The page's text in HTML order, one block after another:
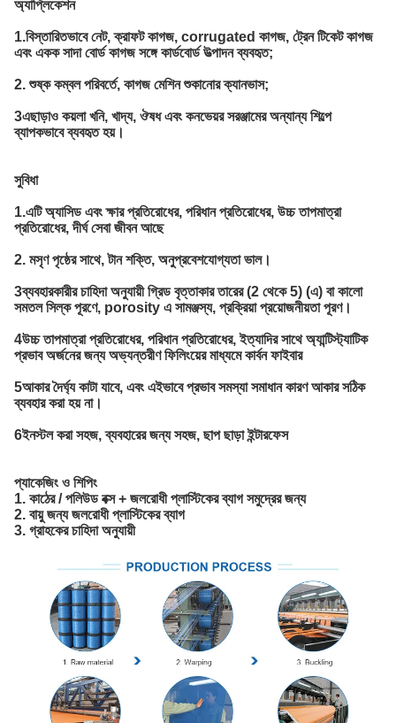
অ্যাপ্লিকেশন
1.বিস্তারিতভাবে নেট, ক্রাফট কাগজ, corrugated কাগজ, ট্রেন টিকেট কাগজ
এবং একক সাদা বোর্ড কাগজ সঙ্গে কার্ডবোর্ড উত্পাদন ব্যবহৃত;
2. শুষ্ক কম্বল পরিবর্তে, কাগজ মেশিন শুকানোর ক্যানভাস;
3এছাড়াও কয়লা খনি, খাদ্য, ঔষধ এবং কনভেয়র সরঞ্জামের অন্যান্য শিল্পে
ব্যাপকভাবে ব্যবহৃত হয়।
সুবিধা
1.এটি অ্যাসিড এবং ক্ষার প্রতিরোধের, পরিধান প্রতিরোধের, উচ্চ তাপমাত্রা
প্রতিরোধের, দীর্ঘ সেবা জীবন আছে
2. মসৃণ পৃষ্ঠের সাথে, টান শক্তি, অনুপ্রবেশযোগ্যতা ভাল।
3ব্যবহারকারীর চাহিদা অনুযায়ী গ্রিড বৃত্তাকার তারের (2 থেকে 5) (এ) বা কালো
সমতল সিল্ক পূরণে, porosity এ সামঞ্জস্য, প্রক্রিয়া প্রয়োজনীয়তা পূরণ।
4উচ্চ তাপমাত্রা প্রতিরোধের, পরিধান প্রতিরোধের, ইত্যাদির সাথে অ্যান্টিস্ট্যাটিক
প্রভাব অর্জনের জন্য অভ্যন্তরীণ ফিলিংয়ের মাধ্যমে কার্বন ফাইবার
5আকার দৈর্ঘ্য কাটা যাবে, এবং এইভাবে প্রভাব সমস্যা সমাধান কারণ আকার সঠিক
ব্যবহার করা হয় না।
6ইনস্টল করা সহজ, ব্যবহারের জন্য সহজ, ছাপ ছাড়া ইন্টারফেস
প্যাকেজিং ও শিপিং
1. কাঠের / পলিউড বক্স + জলরোধী প্লাস্টিকের ব্যাগ সমুদ্রের জন্য
2. বায়ু জন্য জলরোধী প্লাস্টিকের ব্যাগ
3. গ্রাহকের চাহিদা অনুযায়ী